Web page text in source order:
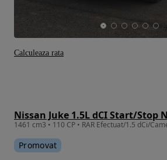
Nissan Juke 1.5L dCI Start/Stop
Promovat
Calculeaza rata